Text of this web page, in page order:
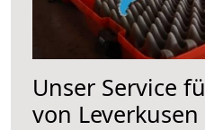
Unser Service
von